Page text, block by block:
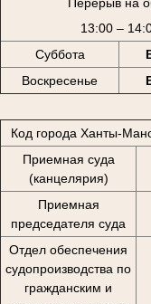
13:00 –
Суббота
Воскресенье
Код города Ханты-
Приемная суда
(канцелярия)
Приемная
председателя суда
Отдел обеспечения
судопроизводства по
гражданским и